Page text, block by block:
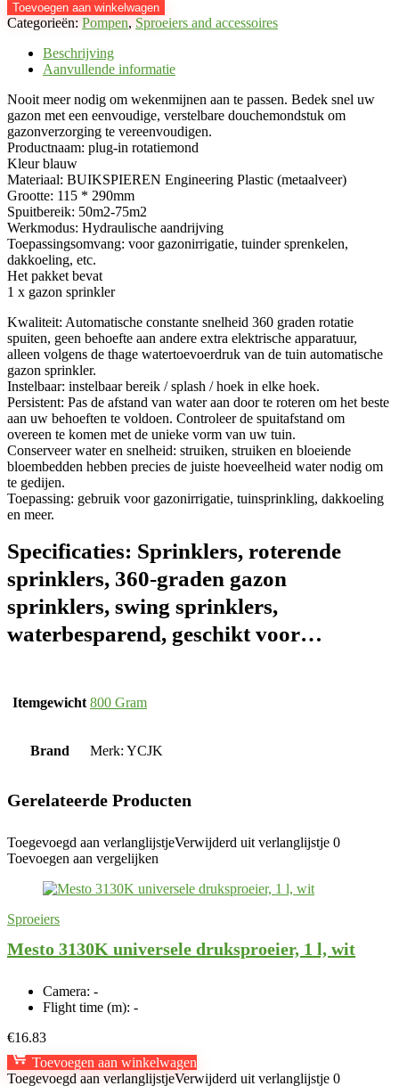
Toevoegen aan winkelwagen
Categorieën: Pompen, Sproeiers and accessoires
Beschrijving
Aanvullende informatie
Nooit meer nodig om wekenmijnen aan te passen. Bedek snel uw
gazon met een eenvoudige, verstelbare douchemondstuk om
gazonverzorging te vereenvoudigen.
Productnaam: plug-in rotatiemond
Kleur blauw
Materiaal: BUIKSPIEREN Engineering Plastic (metaalveer)
Grootte: 115 * 290mm
Spuitbereik: 50m2-75m2
Werkmodus: Hydraulische aandrijving
Toepassingsomvang: voor gazonirrigatie, tuinder sprenkelen,
dakkoeling, etc.
Het pakket bevat
1 x gazon sprinkler
Kwaliteit: Automatische constante snelheid 360 graden rotatie
spuiten, geen behoefte aan andere extra elektrische apparatuur,
alleen volgens de thage watertoevoerdruk van de tuin automatische
gazon sprinkler.
Instelbaar: instelbaar bereik / splash / hoek in elke hoek.
Persistent: Pas de afstand van water aan door te roteren om het beste
aan uw behoeften te voldoen. Controleer de spuitafstand om
overeen te komen met de unieke vorm van uw tuin.
Conserveer water en snelheid: struiken, struiken en bloeiende
bloembedden hebben precies de juiste hoeveelheid water nodig om
te gedijen.
Toepassing: gebruik voor gazonirrigatie, tuinsprinkling, dakkoeling
en meer.
Specificaties: Sprinklers, roterende
sprinklers, 360-graden gazon
sprinklers, swing sprinklers,
waterbesparend, geschikt voor…
Itemgewicht ‎800 Gram
Brand Merk: YCJK
Gerelateerde Producten
Toegevoegd aan verlanglijstjeVerwijderd uit verlanglijstje 0
Toevoegen aan vergelijken
Sproeiers
Mesto 3130K universele druksproeier, 1 l, wit
Camera: -
Flight time (m): -
€16.83
Toevoegen aan winkelwagen
Toegevoegd aan verlanglijstjeVerwijderd uit verlanglijstje 0